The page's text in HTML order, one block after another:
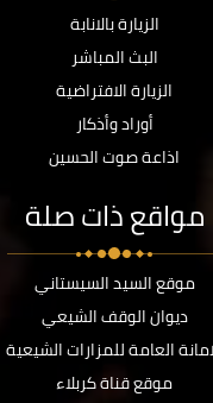
الزيارة بالانابة
البث المباشر
الزيارة الافتراضية
أوراد وأذكار
اذاعة صوت الحسين
مواقع ذات صلة
موقع السيد السيستاني
ديوان الوقف الشيعي
العامة للمزارات الشيعية
موقع قناة كربلاء